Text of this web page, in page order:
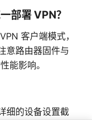
部署 VPN？
客户端模式，
意路由器固件与
能影响。
细的设备设置截